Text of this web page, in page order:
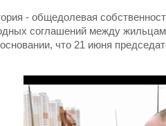
- общедолевая
соглашений между
что 21 июня